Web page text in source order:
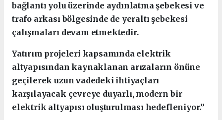
bağlantı yolu üzerinde aydınlatma şebekesi ve
trafo arkası bölgesinde de yeraltı şebekesi
çalışmaları devam etmektedir.
Yatırım projeleri kapsamında elektrik
altyapısından kaynaklanan arızaların önüne
geçilerek uzun vadedeki ihtiyaçları
karşılayacak çevreye duyarlı, modern bir
elektrik altyapısı oluşturulması hedefleniyor.”